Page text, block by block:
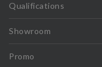
Qualifications
Showroom
Promo